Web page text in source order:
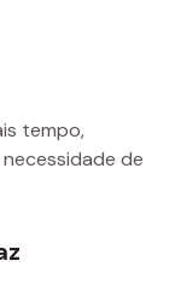
tempo,
de